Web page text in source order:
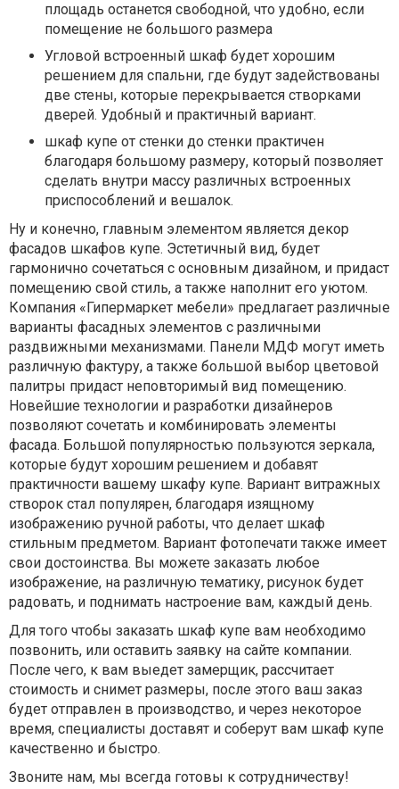
площадь останется свободной, что удобно, если
помещение не большого размера
Угловой встроенный шкаф будет хорошим
решением для спальни, где будут задействованы
две стены, которые перекрывается створками
дверей. Удобный и практичный вариант.
шкаф купе от стенки до стенки практичен
благодаря большому размеру, который позволяет
сделать внутри массу различных встроенных
приспособлений и вешалок.
Ну и конечно, главным элементом является декор
фасадов шкафов купе. Эстетичный вид, будет
гармонично сочетаться с основным дизайном, и придаст
помещению свой стиль, а также наполнит его уютом.
Компания «Гипермаркет мебели» предлагает различные
варианты фасадных элементов с различными
раздвижными механизмами. Панели МДФ могут иметь
различную фактуру, а также большой выбор цветовой
палитры придаст неповторимый вид помещению.
Новейшие технологии и разработки дизайнеров
позволяют сочетать и комбинировать элементы
фасада. Большой популярностью пользуются зеркала,
которые будут хорошим решением и добавят
практичности вашему шкафу купе. Вариант витражных
створок стал популярен, благодаря изящному
изображению ручной работы, что делает шкаф
стильным предметом. Вариант фотопечати также имеет
свои достоинства. Вы можете заказать любое
изображение, на различную тематику, рисунок будет
радовать, и поднимать настроение вам, каждый день.
Для того чтобы заказать шкаф купе вам необходимо
позвонить, или оставить заявку на сайте компании.
После чего, к вам выедет замерщик, рассчитает
стоимость и снимет размеры, после этого ваш заказ
будет отправлен в производство, и через некоторое
время, специалисты доставят и соберут вам шкаф купе
качественно и быстро.
Звоните нам, мы всегда готовы к сотрудничеству!